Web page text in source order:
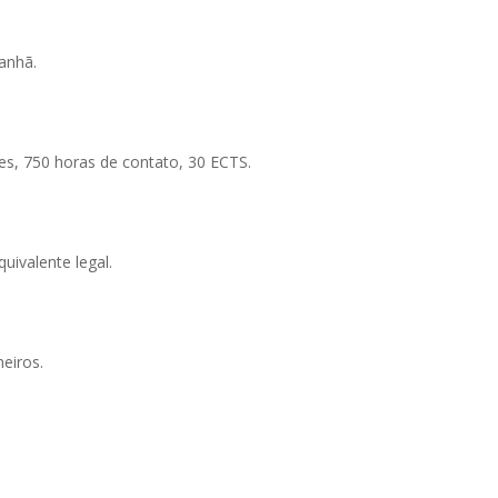
750 horas de contato, 30 ECTS.
legal.